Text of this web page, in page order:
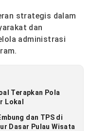
strategis dalam
dan
administrasi
Terapkan Pola
Lokal
dan TPS di
Dasar Pulau Wisata